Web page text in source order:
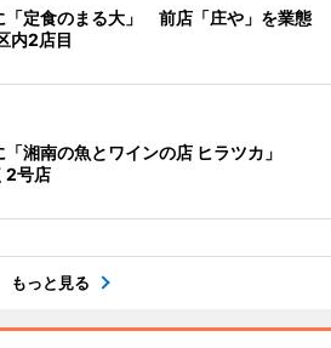
「定食のまる大」 前店「庄や」を業態
内2店目
「湘南の魚とワインの店 ヒラツカ」
2号店
もっと見る